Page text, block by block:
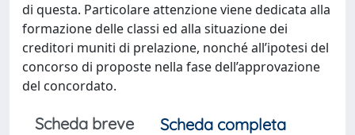
di questa. Particolare attenzione viene dedicata alla
formazione delle classi ed alla situazione dei
creditori muniti di prelazione, nonché all’ipotesi del
concorso di proposte nella fase dell’approvazione
del concordato.
Scheda breve
Scheda completa